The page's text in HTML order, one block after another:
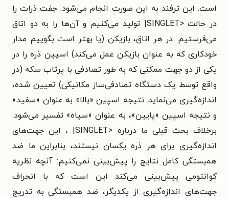
است. این ترفند به این صورت انجام می‌شود: جفت ذرات را
در حالت <SINGLET| تولید می‌کنیم و آن‌ها را به دو اتاق
می‌فرستیم. در هر اتاق، بازیکن (یا بهتر است بگوییم مدار
خودکاری که به عنوان بازیکن عمل می‌کند) اسپین ذره را در
یکی از دو جهت ممکنی که به طور تصادفی با پرتاب سکه (در
واقع توسط یک دستگاه تصادفی‌ساز مکانیکی) تعیین شده،
اندازه‌گیری می‌نماید. نتیجه اسپین «بالا» به عنوان «سفید»
و نتیجه اسپین «پایین»، به عنوان «سیاه» تفسیر می‌شود.
برخلاف بحث قبلی ما درباره <SINGLET| ، این جهت‌های
اندازه‌گیری برای هر ذره یکسان نیستند، بنابراین ما ضد
همبستگی کامل نتایج را پیش‌بینی نمی‌کنیم: آنچه نظریه
کوانتومی پیش‌بینی می‌کند این است که با انحراف
جهت‌های اندازه‌گیری از یکدیگر، ضد همبستگی به تدریج